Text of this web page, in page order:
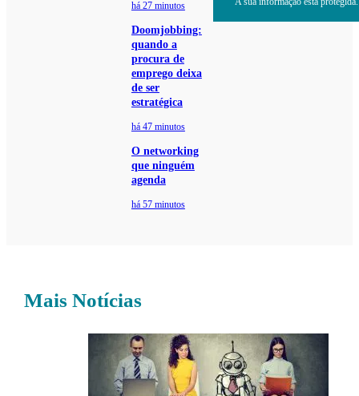
há 27 minutos
Doomjobbing:
quando a
procura de
emprego deixa
de ser
estratégica
há 47 minutos
O networking
que ninguém
agenda
há 57 minutos
Mais Notícias